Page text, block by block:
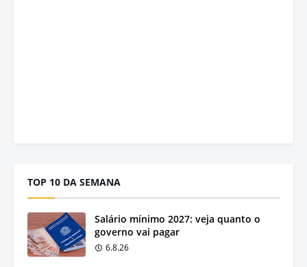
TOP 10 DA SEMANA
Salário mínimo 2027: veja quanto o
governo vai pagar
6.8.26